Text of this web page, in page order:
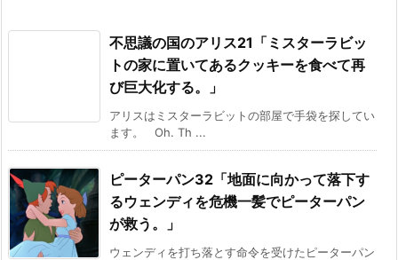
不思議の国のアリス21「ミスターラビッ
トの家に置いてあるクッキーを食べて再
び巨大化する。」
アリスはミスターラビットの部屋で手袋を探してい
ます。 Oh. Th ...
ピーターパン32「地面に向かって落下す
るウェンディを危機一髪でピーターパン
が救う。」
ウェンディを打ち落とす命令を受けたピーターパン